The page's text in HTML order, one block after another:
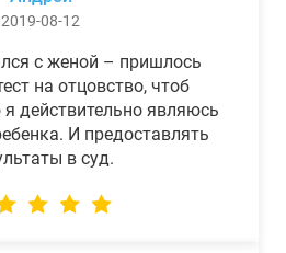
2019-08-12
с женой – пришлось
на отцовство, чтоб
я действительно являюсь
И предоставлять
в суд.